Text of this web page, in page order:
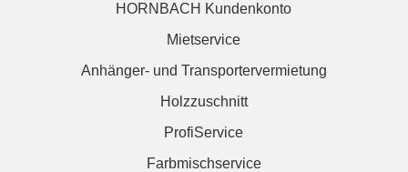
HORNBACH Kundenkonto
Mietservice
Anhänger- und Transportervermietung
Holzzuschnitt
ProfiService
Farbmischservice